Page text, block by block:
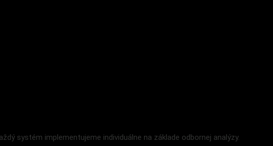
systém implementujeme individuálne na základe odbornej analýzy.